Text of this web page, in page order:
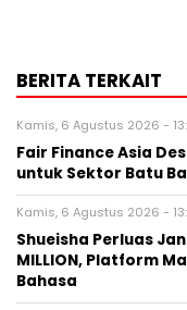
BERITA TERKAIT
Kamis, 6 Agustus 2026 -
Fair Finance Asia
untuk Sektor Batu
Kamis, 6 Agustus 2026 -
Shueisha Perluas
MILLION, Platform
Bahasa